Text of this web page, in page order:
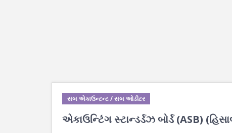
સબ એકાઉન્ટન્ટ / સબ ઓડીટર
એકાઉન્ટિંગ સ્ટાન્ડર્ડઝ બોર્ડ (ASB)